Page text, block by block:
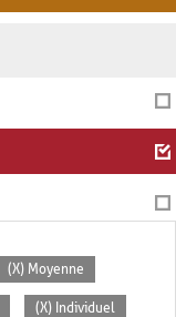
(X) Moyenne
(X) Individuel